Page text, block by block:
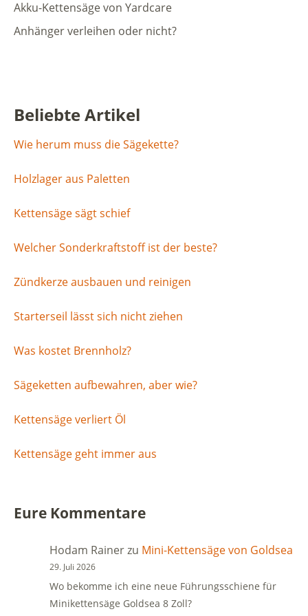
Akku-Kettensäge von Yardcare
Anhänger verleihen oder nicht?
Beliebte Artikel
Wie herum muss die Sägekette?
Holzlager aus Paletten
Kettensäge sägt schief
Welcher Sonderkraftstoff ist der beste?
Zündkerze ausbauen und reinigen
Starterseil lässt sich nicht ziehen
Was kostet Brennholz?
Sägeketten aufbewahren, aber wie?
Kettensäge verliert Öl
Kettensäge geht immer aus
Eure Kommentare
Hodam Rainerzu Mini-Kettensäge von Goldsea
29. Juli 2026
Wo bekomme ich eine neue Führungsschiene für
Minikettensäge Goldsea 8 Zoll?